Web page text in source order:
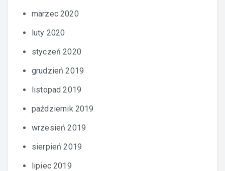
marzec 2020
luty 2020
styczeń 2020
grudzień 2019
listopad 2019
październik 2019
wrzesień 2019
sierpień 2019
lipiec 2019